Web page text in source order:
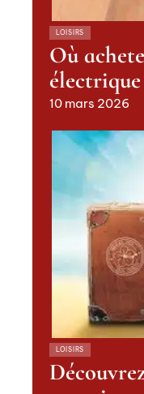
LOISIRS
Où
électrique
10 mars 2026
LOISIRS